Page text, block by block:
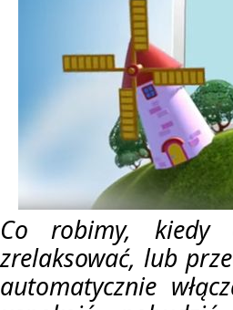
Co robimy, kiedy
zrelaksować, lub
automatycznie